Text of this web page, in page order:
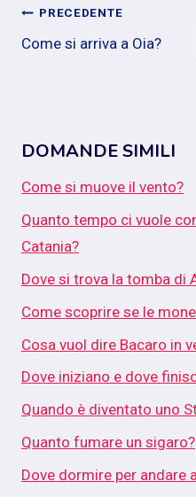
Navigazione
articoli
PRECEDENTE
Come si arriva a Oia?
DOMANDE SIMILI
Come si muove il vento?
Quanto tempo ci vuole
Catania?
Dove si trova la tomba di
Come scoprire se le
Cosa vuol dire Bacaro in
Dove iniziano e dove
Quando è diventato uno
Quanto fumare un sigaro?
Dove dormire per andare